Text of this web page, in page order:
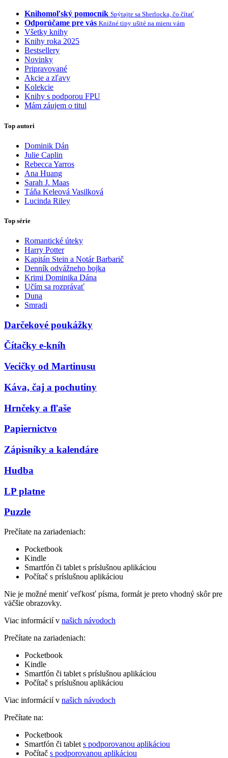
Knihomoľský pomocník Spýtajte sa Sherlocka, čo čítať
Odporúčame pre vás Knižné tipy ušité na mieru vám
Všetky knihy
Knihy roka 2025
Bestsellery
Novinky
Pripravované
Akcie a zľavy
Kolekcie
Knihy s podporou FPU
Mám záujem o titul
Top autori
Dominik Dán
Julie Caplin
Rebecca Yarros
Ana Huang
Sarah J. Maas
Táňa Keleová Vasilková
Lucinda Riley
Top série
Romantické úteky
Harry Potter
Kapitán Stein a Notár Barbarič
Denník odvážneho bojka
Krimi Dominika Dána
Učím sa rozprávať
Duna
Smradi
Darčekové poukážky
Čítačky e-kníh
Vecičky od Martinusu
Káva, čaj a pochutiny
Hrnčeky a fľaše
Papiernictvo
Zápisníky a kalendáre
Hudba
LP platne
Puzzle
Prečítate na zariadeniach:
Pocketbook
Kindle
Smartfón či tablet s príslušnou aplikáciou
Počítač s príslušnou aplikáciou
Nie je možné meniť veľkosť písma, formát je preto vhodný skôr pre
väčšie obrazovky.
Viac informácií v našich návodoch
Prečítate na zariadeniach:
Pocketbook
Kindle
Smartfón či tablet s príslušnou aplikáciou
Počítač s príslušnou aplikáciou
Viac informácií v našich návodoch
Prečítate na:
Pocketbook
Smartfón či tablet s podporovanou aplikáciou
Počítač s podporovanou aplikáciou